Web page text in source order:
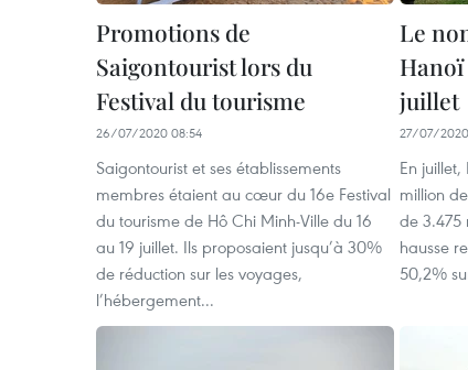
Promotions de
Saigontourist lors du
Festival du tourisme
26/07/2020 08:54
Saigontourist et ses établissements
membres étaient au cœur du 16e Festival
du tourisme de Hô Chi Minh-Ville du 16
au 19 juillet. Ils proposaient jusqu’à 30%
de réduction sur les voyages,
l’hébergement...
Le
Hanoï
juillet
27/07/2020
En
million
de 3.475
hausse
50,2%